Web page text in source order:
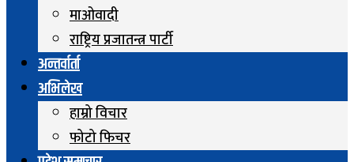
माओवादी
राष्ट्रिय प्रजातन्त्र पार्टी
अन्तर्वार्ता
अभिलेख
हाम्रो विचार
फोटो फिचर